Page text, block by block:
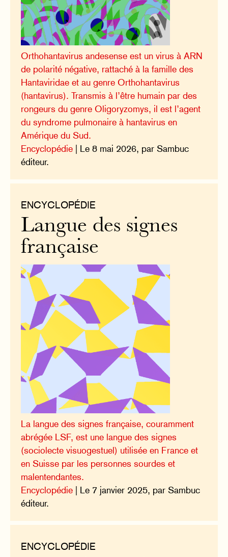
Orthohantavirus andesense est un virus à ARN
de polarité négative, rattaché à la famille des
Hantaviridae et au genre Orthohantavirus
(hantavirus). Transmis à l’être humain par des
rongeurs du genre Oligoryzomys, il est l’agent
du syndrome pulmonaire à hantavirus en
Amérique du Sud.
Encyclopédie | Le 8 mai 2026, par Sambuc
éditeur.
ENCYCLOPÉDIE
Langue des signes
française
La langue des signes française, couramment
abrégée LSF, est une langue des signes
(sociolecte visuogestuel) utilisée en France et
en Suisse par les personnes sourdes et
malentendantes.
Encyclopédie | Le 7 janvier 2025, par Sambuc
éditeur.
ENCYCLOPÉDIE